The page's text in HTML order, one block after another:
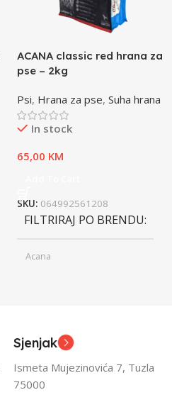
ACANA classic red hrana za
pse – 2kg
Psi, Hrana za pse, Suha hrana
In stock
65,00 KM
SKU: 064992561208
FILTRIRAJ PO BRENDU
Acana
FILTRIRAJ PO TEŽINI
Sjenjak
Ismeta Mujezinovića 7, Tuzla
75000